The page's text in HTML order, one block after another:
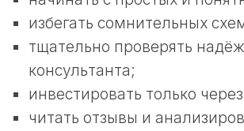
избегать сомнительных
тщательно проверять
консультанта;
инвестировать только
читать отзывы и